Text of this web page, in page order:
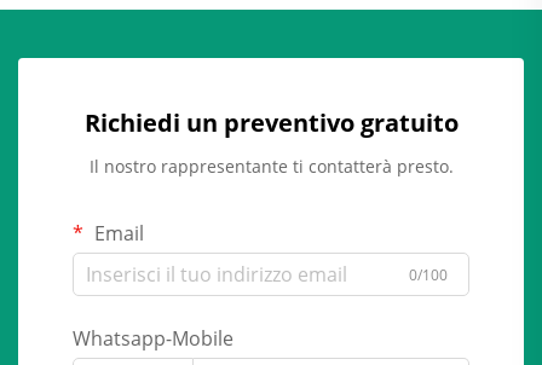
Richiedi un preventivo gratuito
Il nostro rappresentante ti contatterà presto.
Email
0/100
Whatsapp-Mobile